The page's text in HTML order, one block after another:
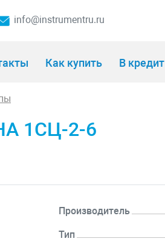
info@instrumentru.ru
Как купить В кредит
1СЦ-2-6
Производитель
Тип